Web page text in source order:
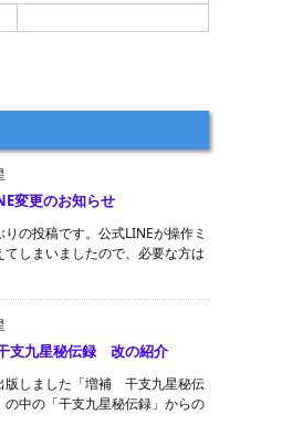
変更のお知らせ
りの投稿です。公式LINEが操作ミ
てしまいましたので、必要な方は
支九星秘伝録 改の紹介
版しました「増補 干支九星秘伝
中の「干支九星秘伝録」からの